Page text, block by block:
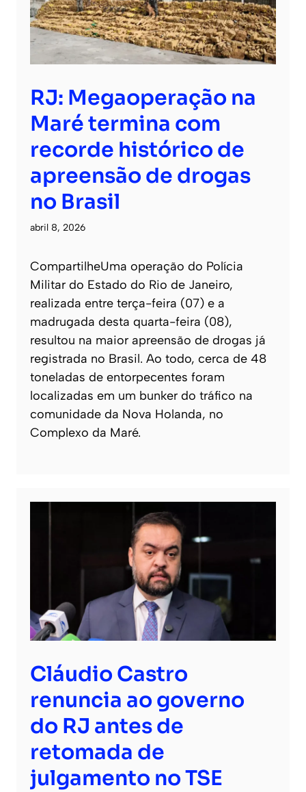
RJ: Megaoperação na
Maré termina com
recorde histórico de
apreensão de drogas
no Brasil
abril 8, 2026
CompartilheUma operação do Polícia
Militar do Estado do Rio de Janeiro,
realizada entre terça-feira (07) e a
madrugada desta quarta-feira (08),
resultou na maior apreensão de drogas já
registrada no Brasil. Ao todo, cerca de 48
toneladas de entorpecentes foram
localizadas em um bunker do tráfico na
comunidade da Nova Holanda, no
Complexo da Maré.
Cláudio Castro
renuncia ao governo
do RJ antes de
retomada de
julgamento no TSE